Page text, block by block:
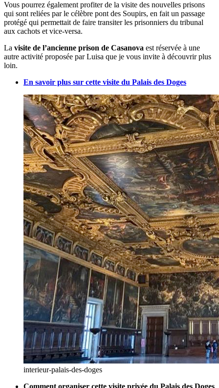
Vous pourrez également profiter de la visite des nouvelles prisons
qui sont reliées par le célèbre pont des Soupirs, en fait un passage
protégé qui permettait de faire transiter les prisonniers du tribunal
aux cachots et vice-versa.
La visite de l’ancienne prison de Casanova est réservée à une
autre activité proposée par Luisa que je vous invite à découvrir plus
loin.
En savoir plus sur cette visite du Palais des Doges
interieur-palais-des-doges